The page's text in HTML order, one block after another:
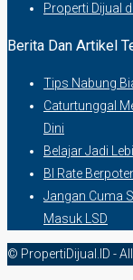
Properti Dijual
Berita Dan Artikel
Tips Nabung
Caturtunggal
Dini
Belajar Jadi
BI Rate
Jangan Cuma
Masuk LSD
© PropertiDijual.ID -